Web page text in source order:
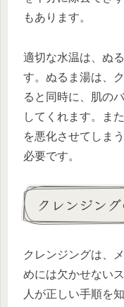
もあります。
適切な水温は、ぬ
す。ぬるま湯は、
ると同時に、肌の
してくれます。ま
を悪化させてしま
必要です。
クレンジン
クレンジングは、
めには欠かせない
人が正しい手順を